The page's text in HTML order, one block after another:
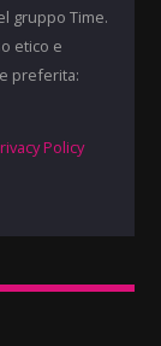
gruppo Time.
etico e
preferita:
Policy